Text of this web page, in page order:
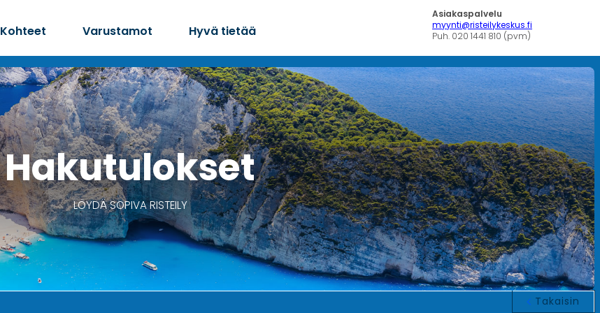
Kohteet Varustamot Hyvä tietää
Asiakaspalvelu
myynti@risteilykeskus.fi
Puh. 020 1441 810 (pvm)
Hakutulokset
LÖYDÄ SOPIVA RISTEILY
Takaisin